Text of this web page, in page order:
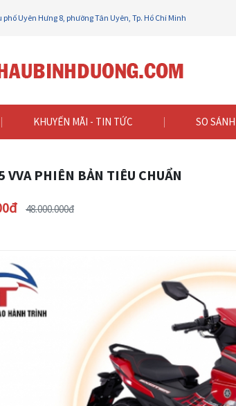
Uyên Hưng 8, phường Tân Uyên, Tp. Hồ Chí Minh
KHUYẾN MÃI - TIN TỨC SO
BẢN TIÊU CHUẨN
VVA PHIÊN BẢN TIÊU CHUẨN
48.000.000đ